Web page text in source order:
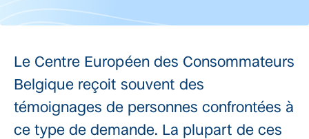
Le Centre Européen des Consommateurs
Belgique reçoit souvent des
témoignages de personnes confrontées à
ce type de demande. La plupart de ces